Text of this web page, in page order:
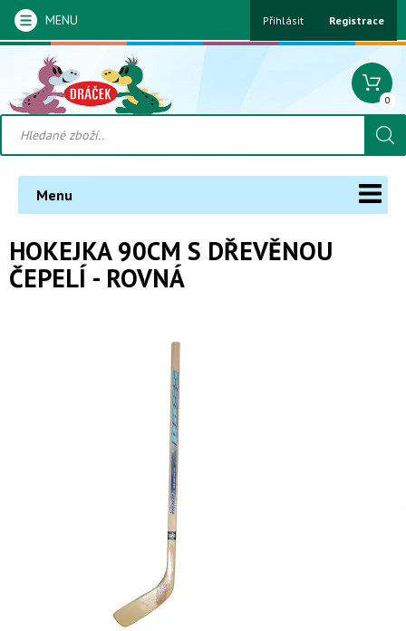
MENU Přihlásit Registrace
0
Menu
HOKEJKA 90CM S DŘEVĚNOU
ČEPELÍ - ROVNÁ